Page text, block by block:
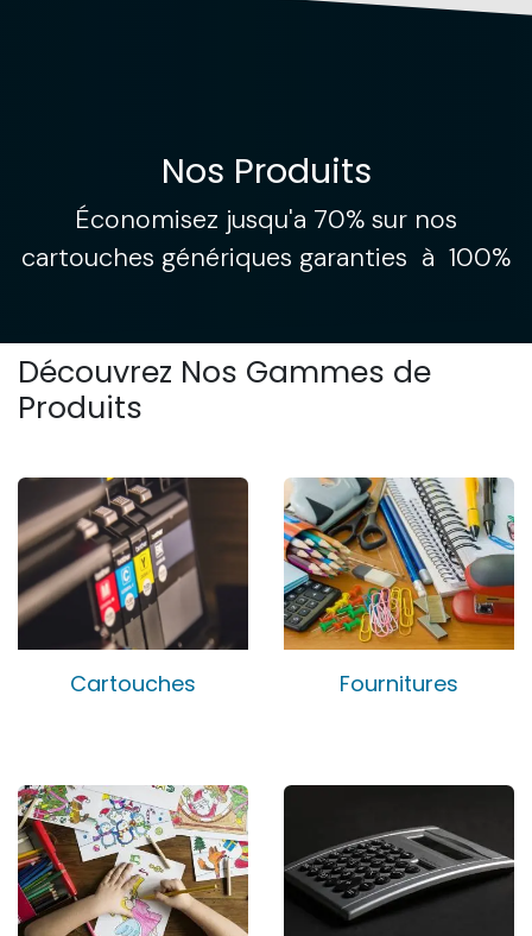
Nos Produits
Économisez jusqu'a 70% sur nos
cartouches génériques​ garanties à 100%
Découvrez Nos Gammes de
Produits
Cartouches Fournitures